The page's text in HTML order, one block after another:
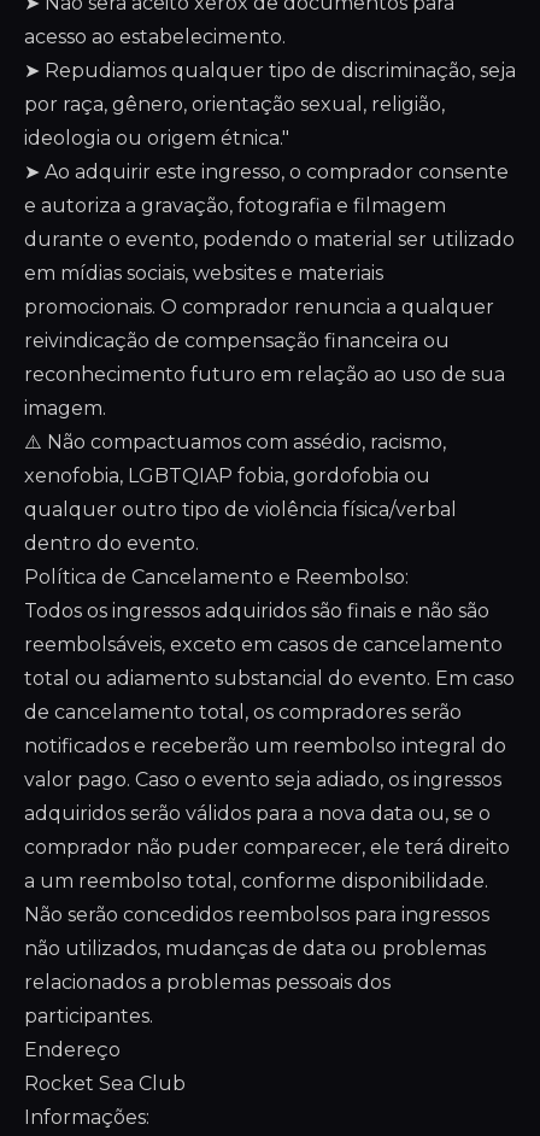
acesso ao estabelecimento.
➤ Repudiamos qualquer tipo de discriminação, seja
por raça, gênero, orientação sexual, religião,
ideologia ou origem étnica."
➤ Ao adquirir este ingresso, o comprador consente
e autoriza a gravação, fotografia e filmagem
durante o evento, podendo o material ser utilizado
em mídias sociais, websites e materiais
promocionais. O comprador renuncia a qualquer
reivindicação de compensação financeira ou
reconhecimento futuro em relação ao uso de sua
imagem.
⚠️ Não compactuamos com assédio, racismo,
xenofobia, LGBTQIAP fobia, gordofobia ou
qualquer outro tipo de violência física/verbal
dentro do evento.
Política de Cancelamento e Reembolso:
Todos os ingressos adquiridos são finais e não são
reembolsáveis, exceto em casos de cancelamento
total ou adiamento substancial do evento. Em caso
de cancelamento total, os compradores serão
notificados e receberão um reembolso integral do
valor pago. Caso o evento seja adiado, os ingressos
adquiridos serão válidos para a nova data ou, se o
comprador não puder comparecer, ele terá direito
a um reembolso total, conforme disponibilidade.
Não serão concedidos reembolsos para ingressos
não utilizados, mudanças de data ou problemas
relacionados a problemas pessoais dos
participantes.
Endereço
Rocket Sea Club
Informações: